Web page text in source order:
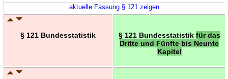
aktuelle Fassung § 121 zeigen
§ 121 Bundesstatistik § 121 Bundesstatistik für das
Dritte und Fünfte bis Neunte
Kapitel